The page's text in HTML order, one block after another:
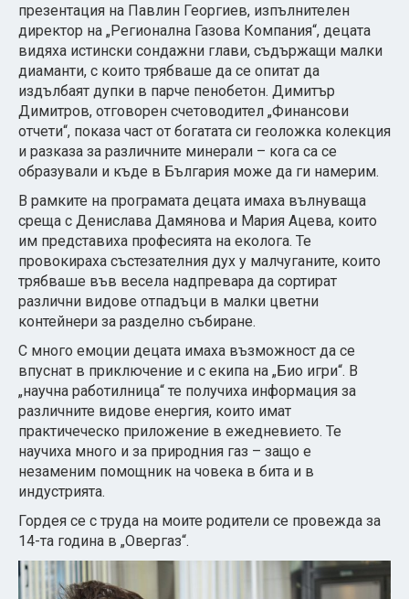
презентация на Павлин Георгиев, изпълнителен
директор на „Регионална Газова Компания“, децата
видяха истински сондажни глави, съдържащи малки
диаманти, с които трябваше да се опитат да
издълбаят дупки в парче пенобетон. Димитър
Димитров, отговорен счетоводител „Финансови
отчети“, показа част от богатата си геоложка колекция
и разказа за различните минерали – кога са се
образували и къде в България може да ги намерим.
В рамките на програмата децата имаха вълнуваща
среща с Денислава Дамянова и Мария Ацева, които
им представиха професията на еколога. Те
провокираха състезателния дух у малчуганите, които
трябваше във весела надпревара да сортират
различни видове отпадъци в малки цветни
контейнери за разделно събиране.
С много емоции децата имаха възможност да се
впуснат в приключение и с екипа на „Био игри“. В
„научна работилница“ те получиха информация за
различните видове енергия, които имат
практичеческо приложение в ежедневието. Те
научиха много и за природния газ – защо е
незаменим помощник на човека в бита и в
индустрията.
Гордея се с труда на моите родители се провежда за
14-та година в „Овергаз“.